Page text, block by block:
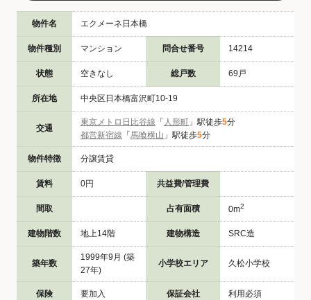
物件名 エクメーネ日本橋
物件種別 マンション 問合せ番号 14214
状態 空きなし 総戸数 69戸
所在地 中央区日本橋富沢町10-19
交通
東京メトロ日比谷線 「 人形町 」駅徒歩5分
都営新宿線 「 馬喰横山 」駅徒歩5分
物件特徴 分譲賃貸
賃料 0円 共益費/管理費
間取 占有面積 0m2
建物階数 地上14階 建物構造 SRC造
築年数
1999年9月 (築
27年)
小学校エリア 久松小学校
保険 要加入 保証会社 利用必須